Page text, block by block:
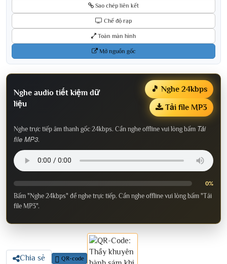
Sao chép liên kết
Chế độ rạp
Toàn màn hình
Mở nguồn gốc
Nghe audio tiết kiệm dữ
liệu
🎵 Nghe 24kbps
Tải file MP3
Nghe trực tiếp âm thanh gốc 24kbps. Cần nghe offline vui lòng bấm Tải
file MP3.
0%
Bấm "Nghe 24kbps" để nghe trực tiếp. Cần nghe offline vui lòng bấm "Tải
file MP3".
Chia sẻ QR-code